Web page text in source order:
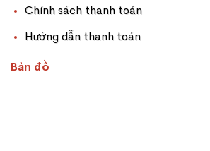
Chính sách thanh toán
Hướng dẫn thanh toán
Bản đồ